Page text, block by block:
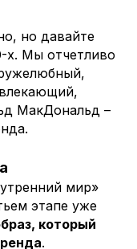
но давайте
х. Мы отчетливо
МакДональд –
мир»
этапе уже
который
.